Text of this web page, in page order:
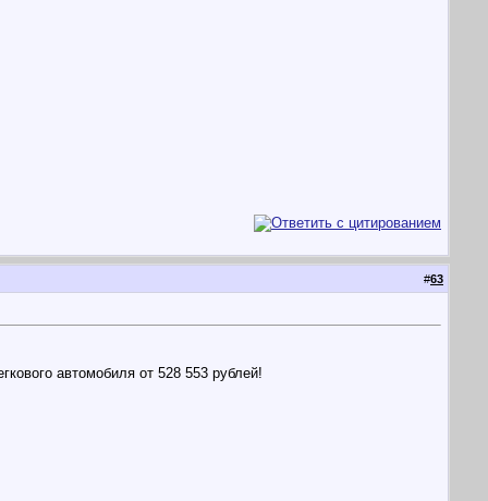
#63
автомобиля от 528 553 рублей!